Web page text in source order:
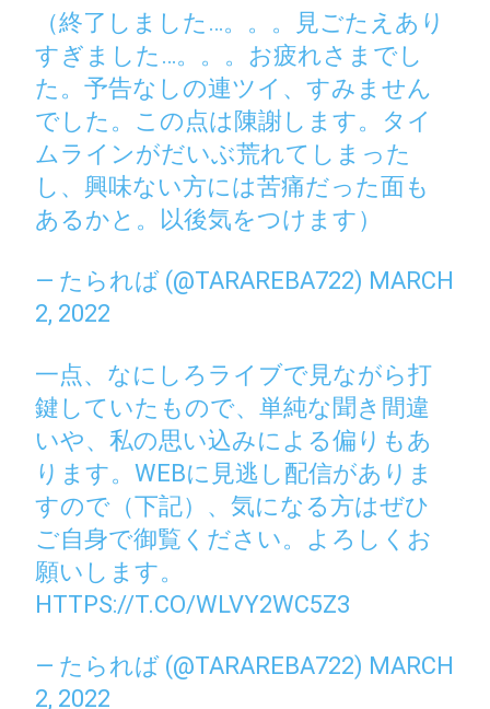
（終了しました…。。。見ごたえあり
すぎました…。。。お疲れさまでし
た。予告なしの連ツイ、すみません
でした。この点は陳謝します。タイ
ムラインがだいぶ荒れてしまった
し、興味ない方には苦痛だった面も
あるかと。以後気をつけます）
— たられば (@TARAREBA722) MARCH
2, 2022
一点、なにしろライブで見ながら打
鍵していたもので、単純な聞き間違
いや、私の思い込みによる偏りもあ
ります。WEBに見逃し配信がありま
すので（下記）、気になる方はぜひ
ご自身で御覧ください。よろしくお
願いします。
HTTPS://T.CO/WLVY2WC5Z3
— たられば (@TARAREBA722) MARCH
2, 2022